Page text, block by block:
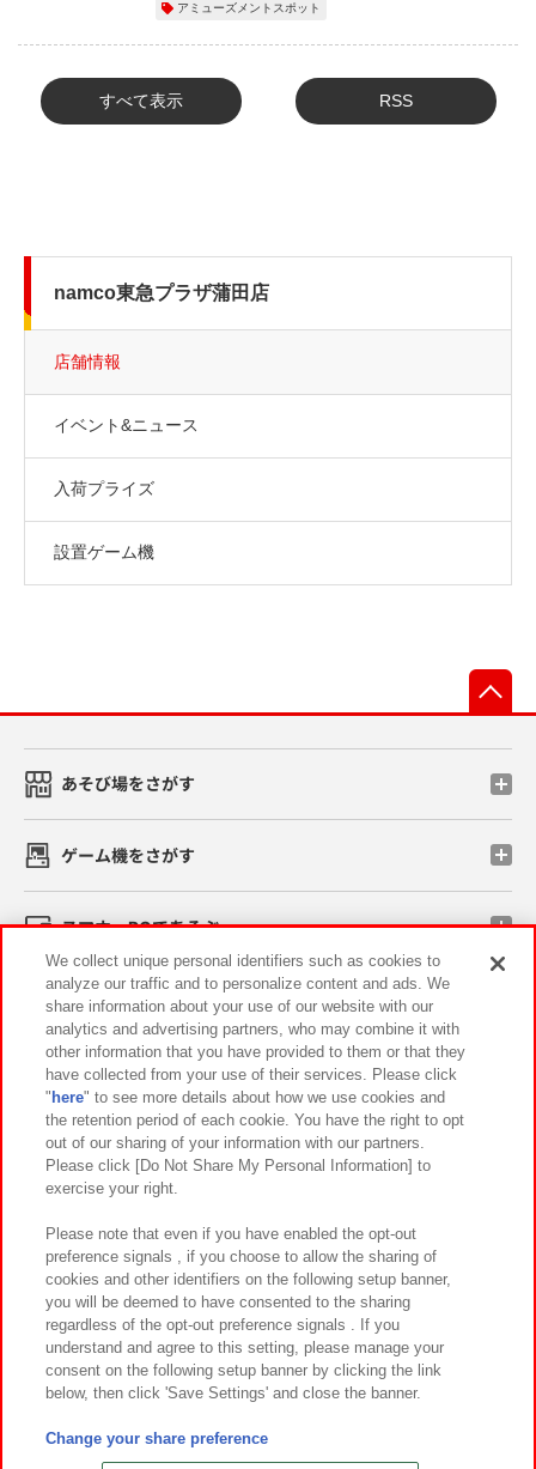
アミューズメントスポット
すべて表示 RSS
namco東急プラザ蒲田店
店舗情報
イベント&ニュース
入荷プライズ
設置ゲーム機
あそび場をさがす
ゲーム機をさがす
スマホ・PCであそぶ
イベント・キャンペーン
関連会社 サステナビリティ サイトポリシー
プライバシーポリシー ウェブアクセシビリティ方針と検証結果
お取引先さまとともに
カスタマーハラスメント対応方針 よくあるご質問・お問い合わせ
©Bandai Namco Amusement Inc.
©Bandai Namco Amusement Lab Inc.
We collect unique personal identifiers such as cookies to
analyze our traffic and to personalize content and ads. We
share information about your use of our website with our
analytics and advertising partners, who may combine it with
other information that you have provided to them or that they
have collected from your use of their services. Please click
" here" to see more details about how we use cookies and
the retention period of each cookie. You have the right to opt
out of our sharing of your information with our partners.
Please click [Do Not Share My Personal Information] to
exercise your right.
Please note that even if you have enabled the opt-out
preference signals , if you choose to allow the sharing of
cookies and other identifiers on the following setup banner,
you will be deemed to have consented to the sharing
regardless of the opt-out preference signals . If you
understand and agree to this setting, please manage your
consent on the following setup banner by clicking the link
below, then click 'Save Settings' and close the banner.
Change your share preference